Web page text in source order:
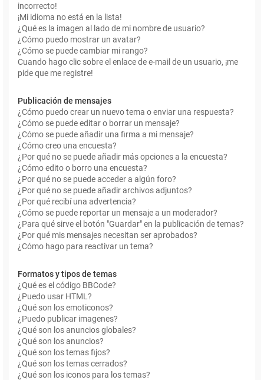
incorrecto!
¡Mi idioma no está en la lista!
¿Qué es la imagen al lado de mi nombre de usuario?
¿Cómo puedo mostrar un avatar?
¿Cómo se puede cambiar mi rango?
Cuando hago clic sobre el enlace de e-mail de un usuario, ¡me
pide que me registre!
Publicación de mensajes
¿Cómo puedo crear un nuevo tema o enviar una respuesta?
¿Cómo se puede editar o borrar un mensaje?
¿Cómo se puede añadir una firma a mi mensaje?
¿Cómo creo una encuesta?
¿Por qué no se puede añadir más opciones a la encuesta?
¿Cómo edito o borro una encuesta?
¿Por qué no se puede acceder a algún foro?
¿Por qué no se puede añadir archivos adjuntos?
¿Por qué recibí una advertencia?
¿Cómo se puede reportar un mensaje a un moderador?
¿Para qué sirve el botón "Guardar" en la publicación de temas?
¿Por qué mis mensajes necesitan ser aprobados?
¿Cómo hago para reactivar un tema?
Formatos y tipos de temas
¿Qué es el código BBCode?
¿Puedo usar HTML?
¿Qué son los emoticonos?
¿Puedo publicar imagenes?
¿Qué son los anuncios globales?
¿Qué son los anuncios?
¿Qué son los temas fijos?
¿Qué son los temas cerrados?
¿Qué son los iconos para los temas?